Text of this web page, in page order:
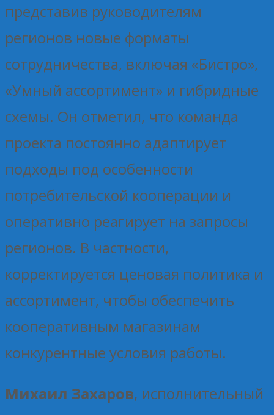
представив руководителям
регионов новые форматы
сотрудничества, включая «Бистро»,
«Умный ассортимент» и гибридные
схемы. Он отметил, что команда
проекта постоянно адаптирует
подходы под особенности
потребительской кооперации и
оперативно реагирует на запросы
регионов. В частности,
корректируется ценовая политика и
ассортимент, чтобы обеспечить
кооперативным магазинам
конкурентные условия работы.
Михаил Захаров, исполнительный